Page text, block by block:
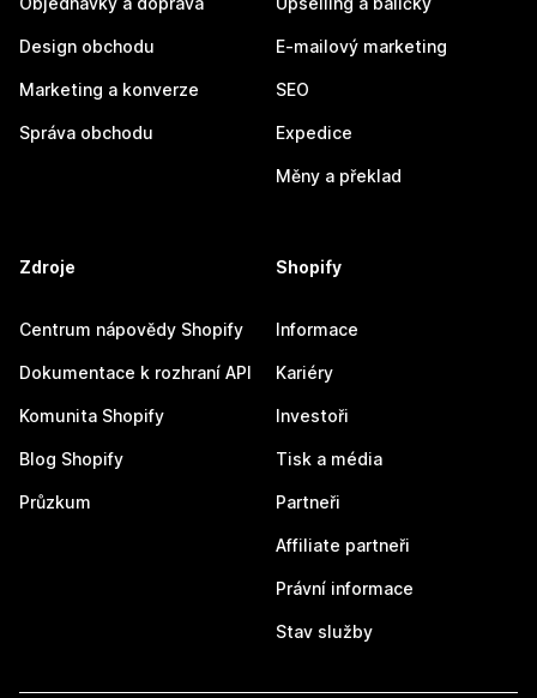
Design obchodu
Marketing a konverze
Správa obchodu
E-mailový marketing
SEO
Expedice
Měny a překlad
Zdroje
Centrum nápovědy Shopify
Dokumentace k rozhraní API
Komunita Shopify
Blog Shopify
Průzkum
Shopify
Informace
Kariéry
Investoři
Tisk a média
Partneři
Affiliate partneři
Právní informace
Stav služby